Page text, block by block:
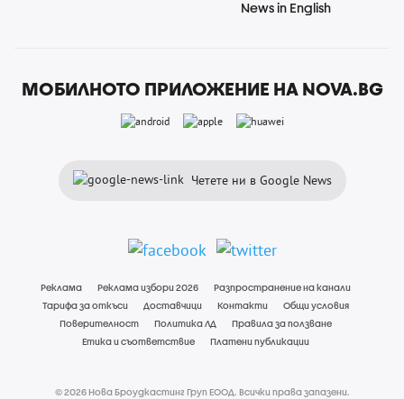
News in English
МОБИЛНОТО ПРИЛОЖЕНИЕ НА NOVA.BG
Четете ни в Google News
Реклама Реклама избори 2026
Разпространение на канали
Тарифа за откъси
Доставчици Контакти
Общи условия
Поверителност
Политика ЛД
Правила за ползване
Етика и съответствие
Платени публикации
© 2026 Нова Броудкастинг Груп ЕООД. Всички права запазени.